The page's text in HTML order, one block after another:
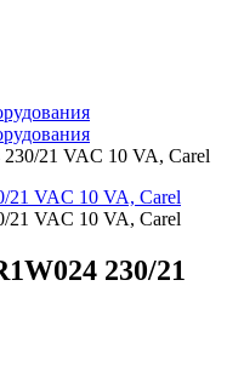
21 VAC 10 VA, Carel
230/21